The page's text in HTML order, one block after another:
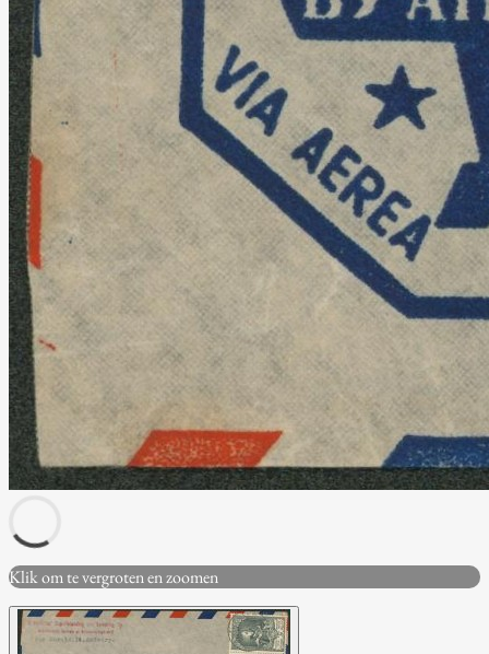
Klik om te vergroten en zoomen